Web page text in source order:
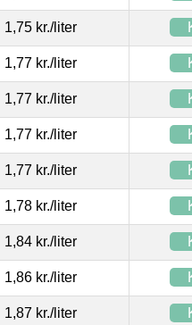
1,75 kr./liter
1,77 kr./liter
1,77 kr./liter
1,77 kr./liter
1,77 kr./liter
1,78 kr./liter
1,84 kr./liter
1,86 kr./liter
1,87 kr./liter